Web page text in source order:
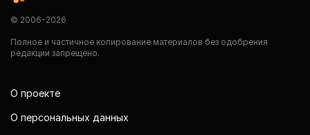
© 2006-2026
Полное и частичное копирование материалов без одобрения
редакции запрещено.
О проекте
О персональных данных